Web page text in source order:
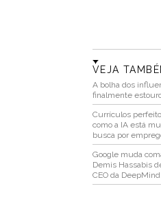
VEJA
A bolha dos
finalmente
Currículos
como a IA está
busca por
Google muda
Demis Hassabis
CEO da DeepMind